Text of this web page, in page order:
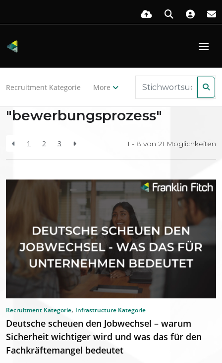
Recruitment Kategorie More
"bewerbungsprozess"
1 2 3 1 - 8 von 21 Möglichkeiten
Recruitment Kategorie, Infrastructure Kategorie
Deutsche scheuen den Jobwechsel – warum
Sicherheit wichtiger wird und was das für den
Fachkräftemangel bedeutet